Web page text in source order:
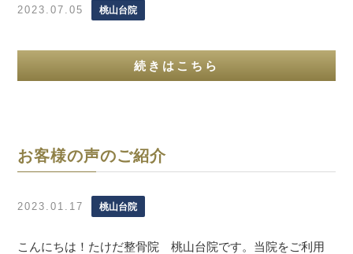
2023.07.05 桃山台院
続きはこちら
お客様の声のご紹介
2023.01.17 桃山台院
こんにちは！たけだ整骨院 桃山台院です。当院をご利用